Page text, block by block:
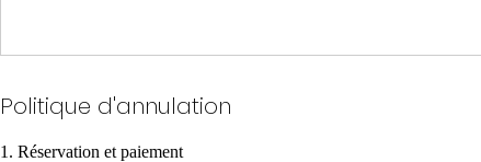
Politique d'annulation
1. Réservation et paiement